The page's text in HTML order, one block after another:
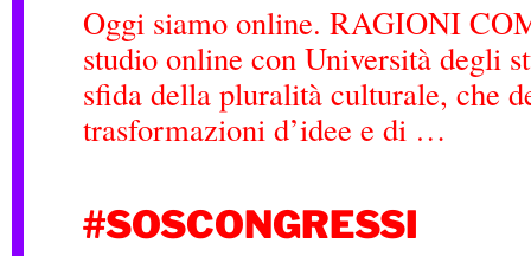
Oggi siamo online. RAGIONI
studio online con Università degli
sfida della pluralità culturale, che
trasformazioni d’idee e di …
#SOSCONGRESSI